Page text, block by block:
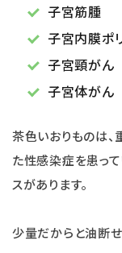
子宮筋腫
子宮内膜ポ
子宮頸がん
子宮体がん
茶色いおりものは
た性感染症を患っ
スがあります。
少量だからと油断せ